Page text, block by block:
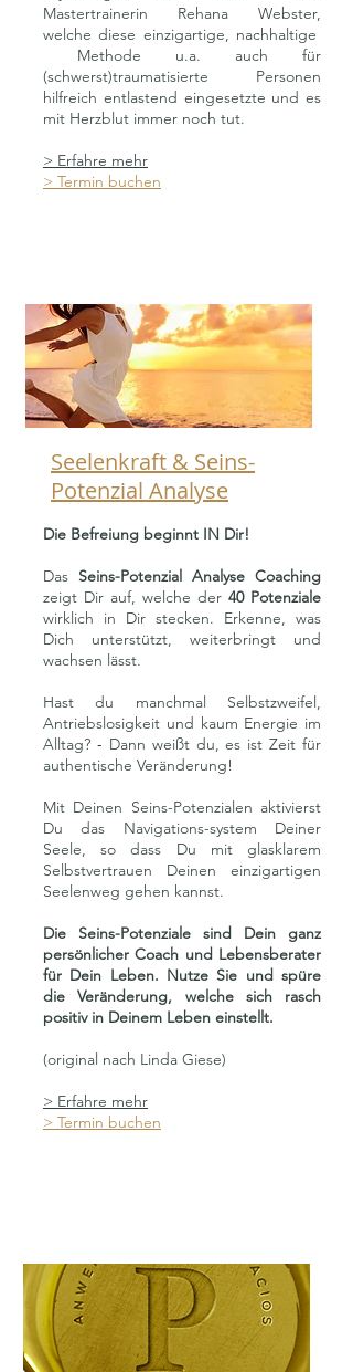
Mastertrainerin Rehana Webster,
welche diese einzigartige, nachhaltige
Methode u.a. auch für
(schwerst)traumatisierte Personen
hilfreich entlastend eingesetzte und es
mit Herzblut immer noch tut.
> Erfahre mehr
> Termin buchen
Seelenkraft & Seins-
Potenzial Analyse
Die Befreiung beginnt IN Dir!
Das Seins-Potenzial Analyse Coaching
zeigt Dir auf, welche der 40 Potenziale
wirklich in Dir stecken.
Erkenne, was
Dich unterstützt, weiterbringt und
wachsen lässt.
Hast du manchmal Selbstzweifel,
Antriebslosigkeit und kaum Energie im
Alltag? - Dann weißt du, es ist Zeit für
authentische Veränderung!
Mit Deinen Seins-Potenzialen aktivierst
Du das Navigations-system Deiner
Seele, so dass Du mit glasklarem
Selbstvertrauen Deinen einzigartigen
Seelenweg gehen kannst.
Die Seins-Potenziale sind Dein ganz
persönlicher Coach und Lebensberater
für Dein Leben. Nutze Sie und spüre
die Veränderung, welche sich rasch
positiv in Deinem Leben einstellt.
(original nach Linda Giese)
> Erfahre mehr
> Termin buchen